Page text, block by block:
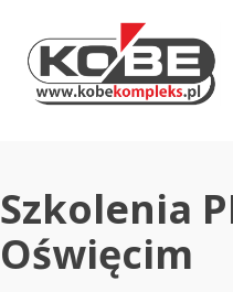
Szkolenia
Oświęcim